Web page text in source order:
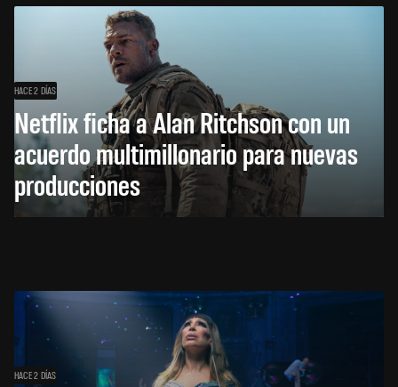
HACE 2 DÍAS
Netflix ficha a Alan Ritchson con un
acuerdo multimillonario para nuevas
producciones
HACE 2 DÍAS